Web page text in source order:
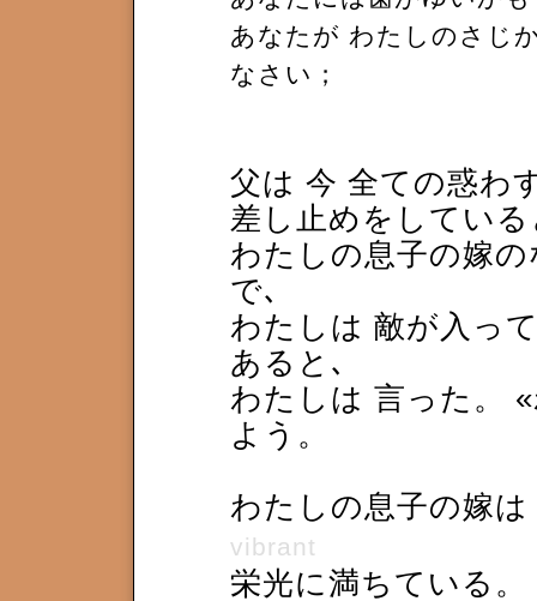
あなたが わたしのさじ
なさい；
父は 今 全ての惑わ
差し止めをしてい
わたしの息子の嫁
で､
わたしは 敵が入っ
あると､
わたしは 言った。
よう。
わたしの息子の嫁
vibrant
栄光に満ちている。